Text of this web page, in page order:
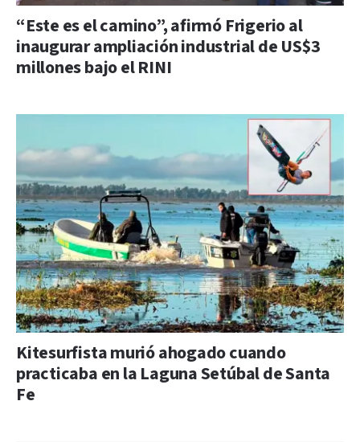
“Este es el camino”, afirmó Frigerio al
inaugurar ampliación industrial de US$3
millones bajo el RINI
Kitesurfista murió ahogado cuando
practicaba en la Laguna Setúbal de Santa
Fe